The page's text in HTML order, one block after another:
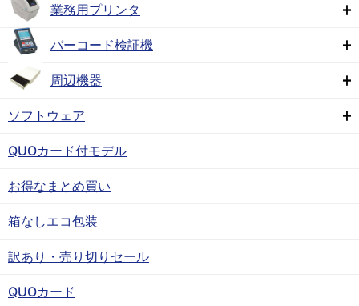
業務用プリンタ
バーコード検証機
周辺機器
ソフトウェア
QUOカード付モデル
お得なまとめ買い
箱なしエコ包装
訳あり・売り切りセール
QUOカード